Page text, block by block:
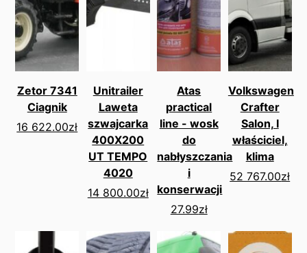
Zetor 7341
Ciagnik
16 622.00zł
Unitrailer
Laweta
szwajcarka
400X200
UT TEMPO
4020
14 800.00zł
Atas
practical
line - wosk
do
nabłyszczania
i
konserwacji
27.99zł
Volkswagen
Crafter
Salon, I
właściciel,
klima
52 767.00zł